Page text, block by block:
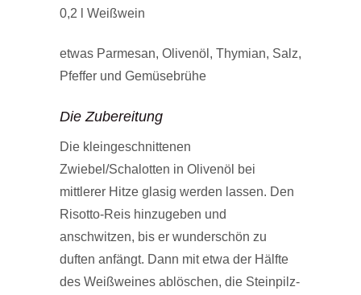
0,2 l Weißwein
etwas Parmesan, Olivenöl, Thymian, Salz,
Pfeffer und Gemüsebrühe
Die Zubereitung
Die kleingeschnittenen
Zwiebel/Schalotten in Olivenöl bei
mittlerer Hitze glasig werden lassen. Den
Risotto-Reis hinzugeben und
anschwitzen, bis er wunderschön zu
duften anfängt. Dann mit etwa der Hälfte
des Weißweines ablöschen, die Steinpilz-